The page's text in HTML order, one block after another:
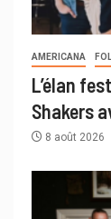
AMERICANA
L’élan
Shakers
8 août 2026